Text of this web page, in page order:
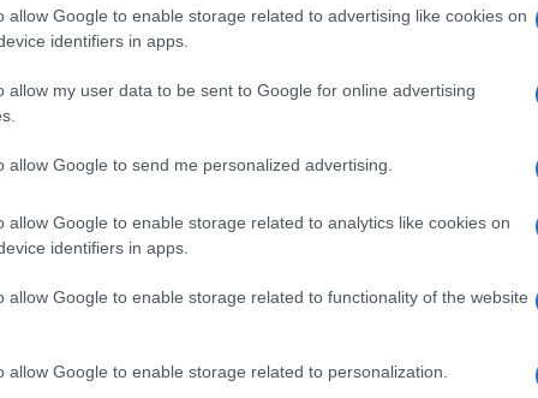
allow Google to enable storage related to advertising like cookies on
identifiers in apps.
allow my user data to be sent to Google for online advertising
allow Google to send me personalized advertising.
allow Google to enable storage related to analytics like cookies on
identifiers in apps.
allow Google to enable storage related to functionality of the website
allow Google to enable storage related to personalization.
#tomislavgrad